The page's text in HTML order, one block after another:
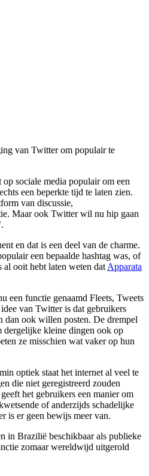
van Twitter om populair te
sociale media populair om een
een beperkte tijd te laten zien.
van discussie,
Maar ook Twitter wil nu hip gaan
en dat is een deel van de charme.
een bepaalde hashtag was, of
ooit hebt laten weten dat Apparata
een functie genaamd Fleets, Tweets
van Twitter is dat gebruikers
dan ook willen posten. De drempel
dergelijke kleine dingen ook op
ze misschien wat vaker op hun
optiek staat het internet al veel te
die niet geregistreerd zouden
het gebruikers een manier om
of anderzijds schadelijke
is er geen bewijs meer van.
in Brazilië beschikbaar als publieke
zomaar wereldwijd uitgerold